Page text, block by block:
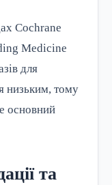
Cochrane
Medicine
для
низьким, тому
основний
та